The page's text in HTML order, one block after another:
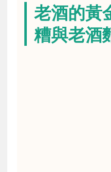
老酒的黃
糟與老酒